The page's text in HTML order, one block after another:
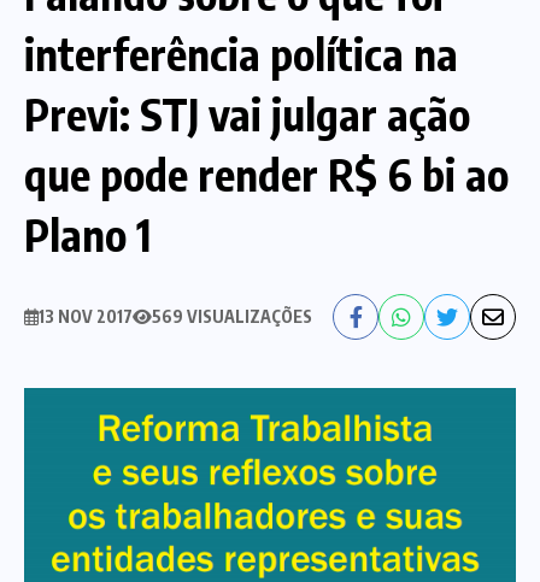
Nossa História
Agenda das atividades sindicais
Estatuto
Diretoria
Notícias
Bancos
CEF
Santander
Bradesco
Banco do Brasil
Comunicação
Convênios
Folha d@s Bancári@s
Galerias de Fotos
Videos
Sindicalize!
Contato
interferência política na
Previ: STJ vai julgar ação
que pode render R$ 6 bi ao
Plano 1
13 NOV 2017 569 VISUALIZAÇÕES